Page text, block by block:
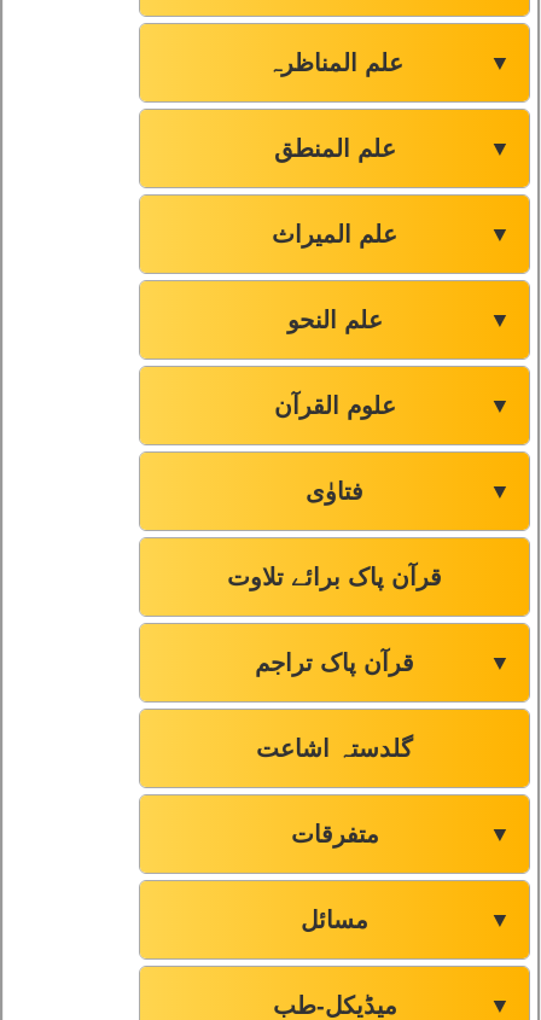
علم المناظرہ ▼
علم المنطق ▼
علم المیراث ▼
علم النحو ▼
علوم القرآن ▼
فتاوٰی ▼
قرآن پاک برائے تلاوت
قرآن پاک تراجم ▼
گلدستہ اشاعت
متفرقات ▼
مسائل ▼
میڈیکل-طب ▼